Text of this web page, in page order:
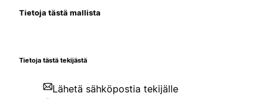
Tietoja tästä mallista
Tietoja tästä tekijästä
Lähetä sähköpostia tekijälle